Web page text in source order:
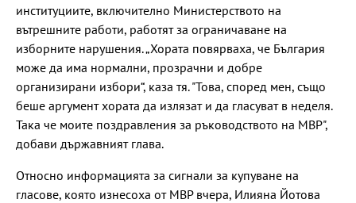
институциите, включително Министерството на
вътрешните работи, работят за ограничаване на
изборните нарушения. „Хората повярваха, че България
може да има нормални, прозрачни и добре
организирани избори“, каза тя. "Това, според мен, също
беше аргумент хората да излязат и да гласуват в неделя.
Така че моите поздравления за ръководството на МВР",
добави държавният глава.
Относно информацията за сигнали за купуване на
гласове, която изнесоха от МВР вчера, Илияна Йотова